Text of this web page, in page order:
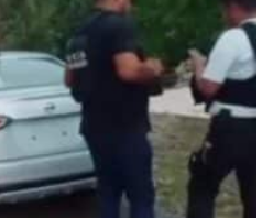
en descomposición las
su rostro con precisión.
trasladados al SEMEFO para
de ley.
informativa Cancún